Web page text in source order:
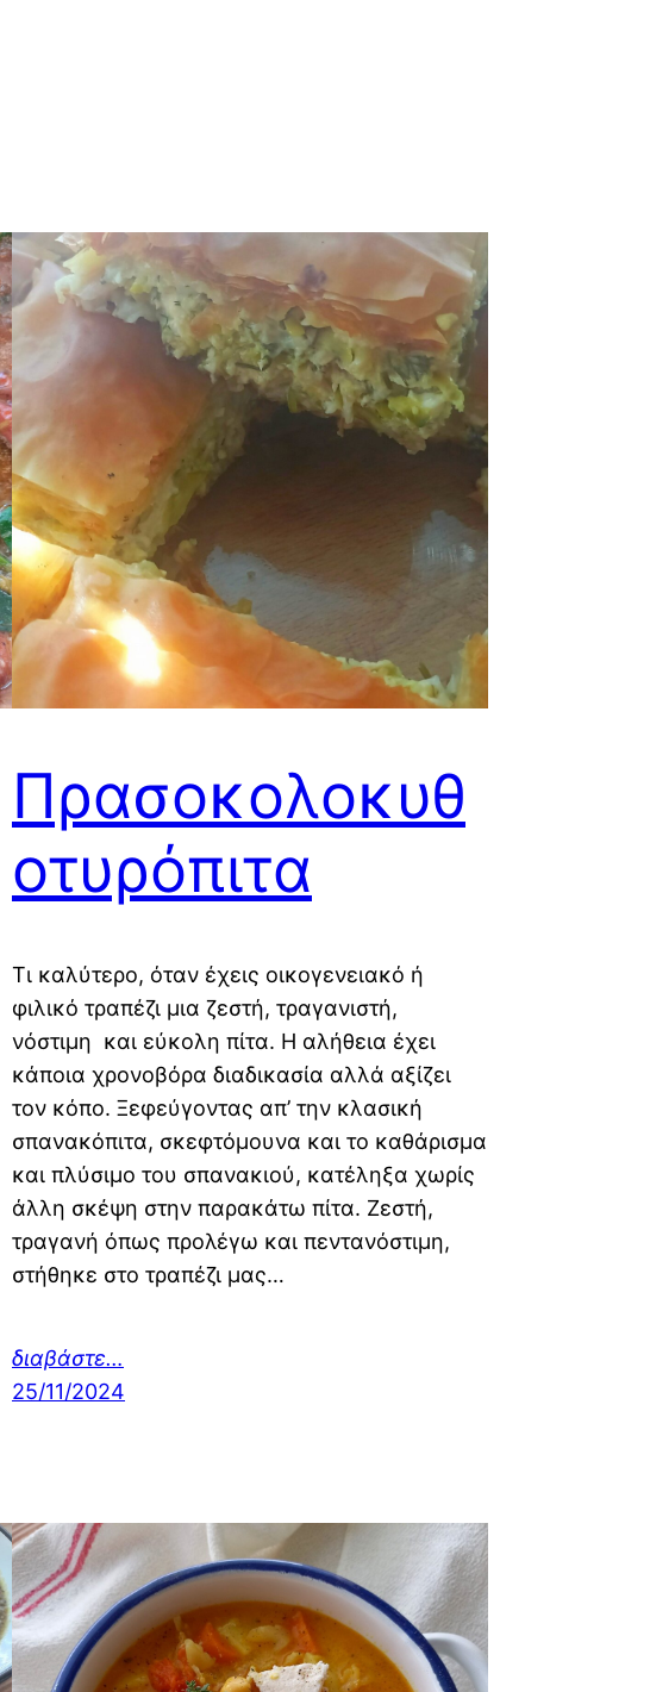
Πρασοκολοκυθ
οτυρόπιτα
Τι καλύτερο, όταν έχεις οικογενειακό ή
φιλικό τραπέζι μια ζεστή, τραγανιστή,
νόστιμη και εύκολη πίτα. Η αλήθεια έχει
κάποια χρονοβόρα διαδικασία αλλά αξίζει
τον κόπο. Ξεφεύγοντας απ’ την κλασική
σπανακόπιτα, σκεφτόμουνα και το καθάρισμα
και πλύσιμο του σπανακιού, κατέληξα χωρίς
άλλη σκέψη στην παρακάτω πίτα. Ζεστή,
τραγανή όπως προλέγω και πεντανόστιμη,
στήθηκε στο τραπέζι μας…
διαβάστε…
25/11/2024